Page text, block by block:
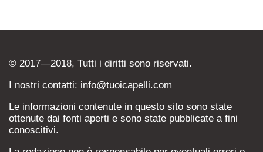
© 2017—2018, Tutti i diritti sono riservati.
I nostri contatti: info@tuoicapelli.com
Le informazioni contenute in questo sito sono state
ottenute dai fonti aperti e sono state pubblicate a fini
conoscitivi.